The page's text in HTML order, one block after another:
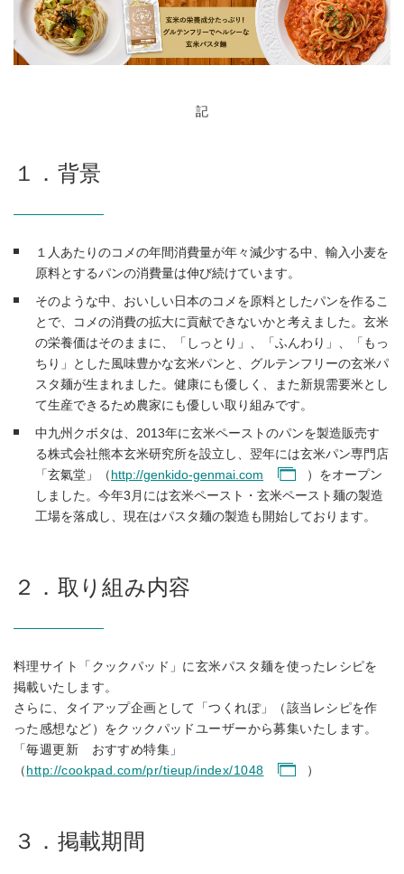
記
１．背景
１人あたりのコメの年間消費量が年々減少する中、輸入小麦を
原料とするパンの消費量は伸び続けています。
そのような中、おいしい日本のコメを原料としたパンを作るこ
とで、コメの消費の拡大に貢献できないかと考えました。玄米
の栄養価はそのままに、「しっとり」、「ふんわり」、「もっ
ちり」とした風味豊かな玄米パンと、グルテンフリーの玄米パ
スタ麺が生まれました。健康にも優しく、また新規需要米とし
て生産できるため農家にも優しい取り組みです。
中九州クボタは、2013年に玄米ペーストのパンを製造販売す
る株式会社熊本玄米研究所を設立し、翌年には玄米パン専門店
「玄氣堂」（http://genkido-genmai.com
）をオープン
しました。今年3月には玄米ペースト・玄米ペースト麺の製造
工場を落成し、現在はパスタ麺の製造も開始しております。
２．取り組み内容
料理サイト「クックパッド」に玄米パスタ麺を使ったレシピを
掲載いたします。
さらに、タイアップ企画として「つくれぽ」（該当レシピを作
った感想など）をクックパッドユーザーから募集いたします。
「毎週更新 おすすめ特集」
（http://cookpad.com/pr/tieup/index/1048 ）
３．掲載期間